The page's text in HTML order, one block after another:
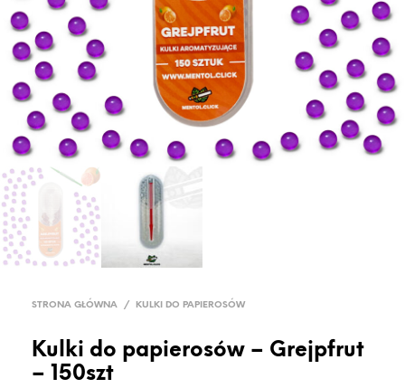
STRONA GŁÓWNA / KULKI DO PAPIEROSÓW
Kulki do papierosów – Grejpfrut
– 150szt